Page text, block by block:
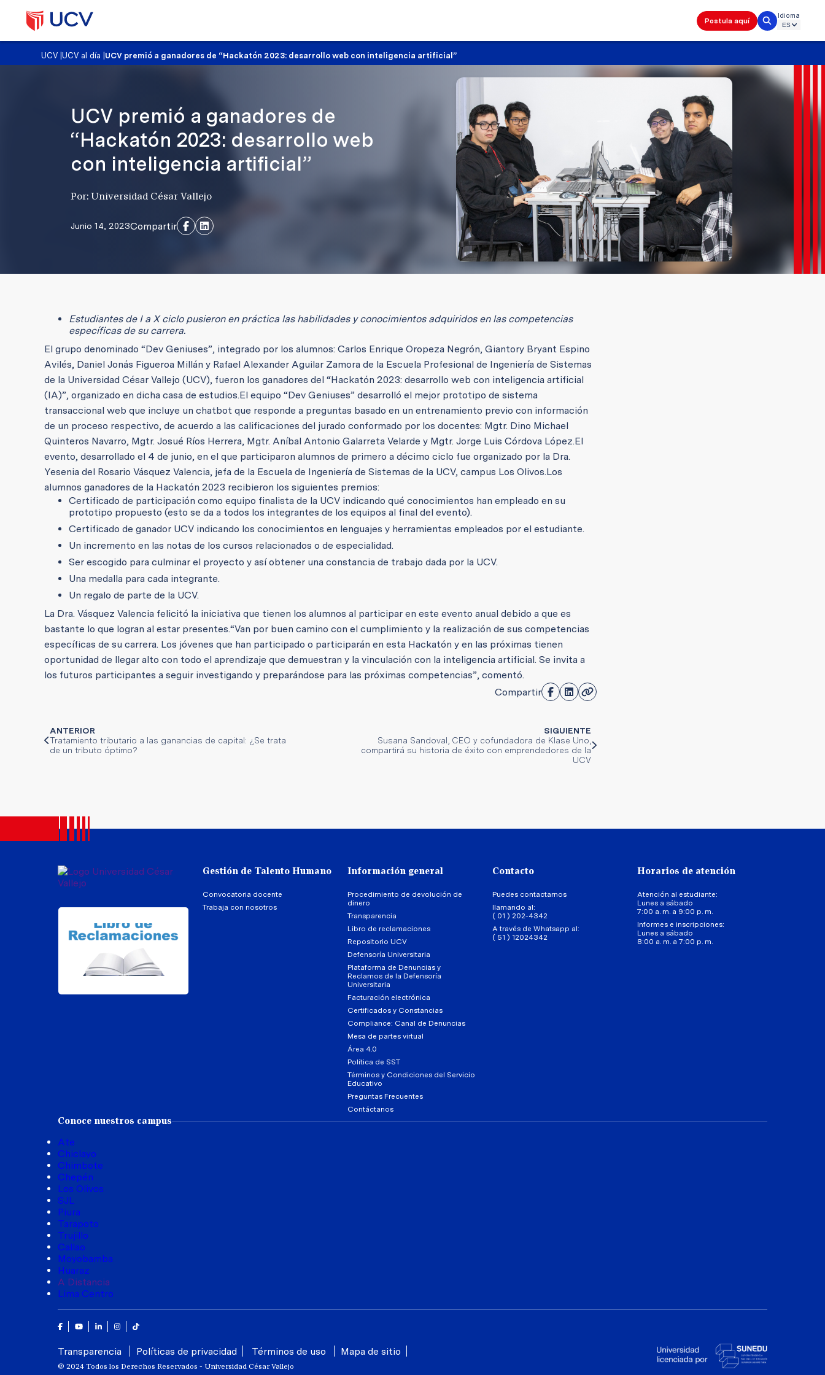
Postula aquí
Idioma
UCV |UCV al día UCV premió a ganadores de “Hackatón 2023: desarrollo web con inteligencia artificial”
UCV premió a ganadores de
“Hackatón 2023: desarrollo web
con inteligencia artificial”
Por: Universidad César Vallejo
Junio 14, 2023Compartir
Estudiantes de I a X ciclo pusieron en práctica las habilidades y conocimientos adquiridos en las competencias
específicas de su carrera.
El grupo denominado “Dev Geniuses”, integrado por los alumnos: Carlos Enrique Oropeza Negrón, Giantory Bryant Espino
Avilés, Daniel Jonás Figueroa Millán y Rafael Alexander Aguilar Zamora de la Escuela Profesional de Ingeniería de Sistemas
de la Universidad César Vallejo (UCV), fueron los ganadores del “Hackatón 2023: desarrollo web con inteligencia artificial
(IA)”, organizado en dicha casa de estudios.El equipo “Dev Geniuses” desarrolló el mejor prototipo de sistema
transaccional web que incluye un chatbot que responde a preguntas basado en un entrenamiento previo con información
de un proceso respectivo, de acuerdo a las calificaciones del jurado conformado por los docentes: Mgtr. Dino Michael
Quinteros Navarro, Mgtr. Josué Ríos Herrera, Mgtr. Aníbal Antonio Galarreta Velarde y Mgtr. Jorge Luis Córdova López.El
evento, desarrollado el 4 de junio, en el que participaron alumnos de primero a décimo ciclo fue organizado por la Dra.
Yesenia del Rosario Vásquez Valencia, jefa de la Escuela de Ingeniería de Sistemas de la UCV, campus Los Olivos.Los
alumnos ganadores de la Hackatón 2023 recibieron los siguientes premios:
Certificado de participación como equipo finalista de la UCV indicando qué conocimientos han empleado en su
prototipo propuesto (esto se da a todos los integrantes de los equipos al final del evento).
Certificado de ganador UCV indicando los conocimientos en lenguajes y herramientas empleados por el estudiante.
Un incremento en las notas de los cursos relacionados o de especialidad.
Ser escogido para culminar el proyecto y así obtener una constancia de trabajo dada por la UCV.
Una medalla para cada integrante.
Un regalo de parte de la UCV.
La Dra. Vásquez Valencia felicitó la iniciativa que tienen los alumnos al participar en este evento anual debido a que es
bastante lo que logran al estar presentes.“Van por buen camino con el cumplimiento y la realización de sus competencias
específicas de su carrera. Los jóvenes que han participado o participarán en esta Hackatón y en las próximas tienen
oportunidad de llegar alto con todo el aprendizaje que demuestran y la vinculación con la inteligencia artificial. Se invita a
los futuros participantes a seguir investigando y preparándose para las próximas competencias”, comentó.
Compartir
ANTERIOR
Tratamiento tributario a las ganancias de capital: ¿Se trata
de un tributo óptimo?
SIGUIENTE
Susana Sandoval, CEO y cofundadora de Klase Uno,
compartirá su historia de éxito con emprendedores de la
UCV
Gestión de Talento Humano
Convocatoria docente
Trabaja con nosotros
Información general
Procedimiento de devolución de
dinero
Transparencia
Libro de reclamaciones
Repositorio UCV
Defensoría Universitaria
Plataforma de Denuncias y
Reclamos de la Defensoría
Universitaria
Facturación electrónica
Certificados y Constancias
Compliance: Canal de Denuncias
Mesa de partes virtual
Área 4.0
Política de SST
Términos y Condiciones del Servicio
Educativo
Preguntas Frecuentes
Contáctanos
Contacto
Puedes contactarnos
llamando al:
( 01 ) 202-4342
A través de Whatsapp al:
( 51 ) 12024342
Horarios de atención
Atención al estudiante:
Lunes a sábado
7:00 a. m. a 9:00 p. m.
Informes e inscripciones:
Lunes a sábado
8:00 a. m. a 7:00 p. m.
Conoce nuestros campus
Ate
Chiclayo
Chimbote
Chepén
Los Olivos
SJL
Piura
Tarapoto
Trujillo
Callao
Moyobamba
Huaraz
A Distancia
Lima Centro
Facebook
YoutubeLinkedinInstagram
Tik Tok
Transparencia Políticas de privacidad Términos de uso Mapa de sitio
© 2024 Todos los Derechos Reservados - Universidad César Vallejo